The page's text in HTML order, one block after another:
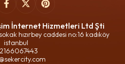
İnternet Hizmetleri Ltd Şti
hızırbey caddesi no:16 kadıköy
istanbul